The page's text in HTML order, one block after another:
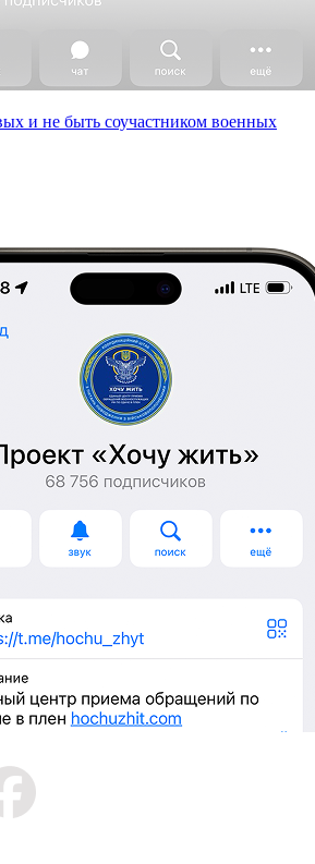
и не быть соучастником военных